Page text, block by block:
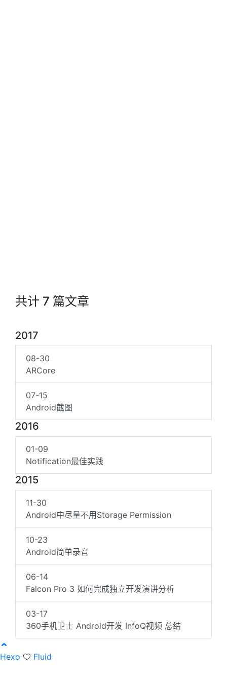
共计 7 篇文章
2017
08-30
ARCore
07-15
Android截图
2016
01-09
Notification最佳实践
2015
11-30
Android中尽量不用Storage Permission
10-23
Android简单录音
06-14
Falcon Pro 3 如何完成独立开发演讲分析
03-17
360手机卫士 Android开发 InfoQ视频 总结
Hexo Fluid